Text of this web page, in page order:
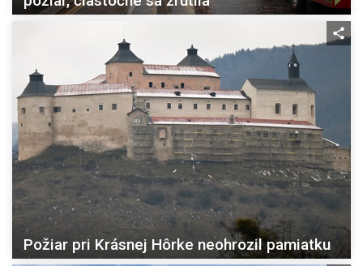
Požiar pri Krásnej Hôrke neohrozil pamiatku